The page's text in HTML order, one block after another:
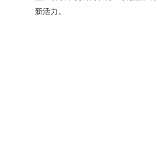
新活力。